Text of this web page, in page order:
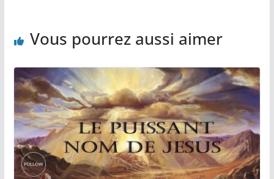
Vous pourrez aussi aimer